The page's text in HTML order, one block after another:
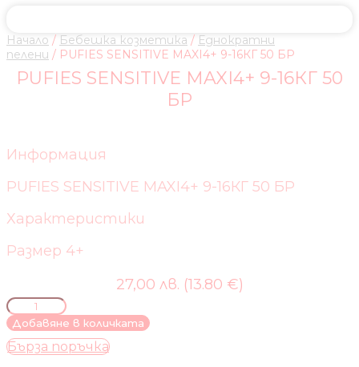
Начало / Бебешка козметика / Еднократни
пелени / PUFIES SENSITIVE MAXI4+ 9-16КГ 50 БР
PUFIES SENSITIVE MAXI4+ 9-16КГ 50
БР
Информация
PUFIES SENSITIVE MAXI4+ 9-16КГ 50 БР
Характеристики
Размер 4+
27,00 лв. (13.80 €)
количество
за
PUFIES
SENSITIVE
Добавяне в количката
Бърза поръчка